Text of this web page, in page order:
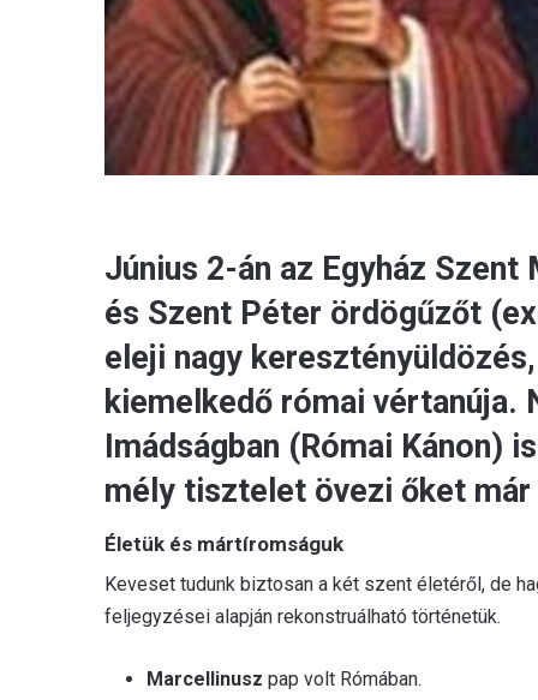
Június 2-án az Egyház
és Szent Péter ördögűzőt
eleji nagy
kiemelkedő római vértanúja.
Imádságban (Római Kánon)
mély tisztelet övezi őket
Életük és mártíromságuk
Keveset tudunk biztosan a két szent életéről, de
feljegyzései alapján rekonstruálható történetük.
Marcellinusz pap volt Rómában.